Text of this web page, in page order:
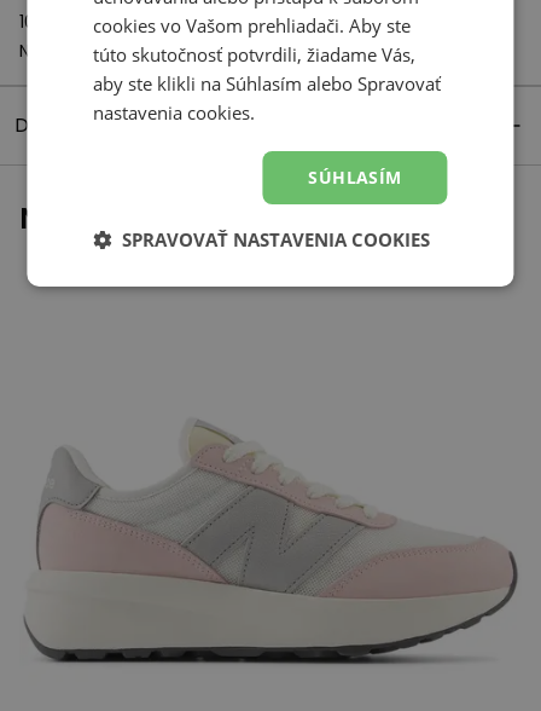
1059 CH Amsterdam
Netherlands
Detaily produktu
Naposledy prezerané
cookies vo Vašom prehliadači. Aby ste
túto skutočnosť potvrdili, žiadame Vás,
aby ste klikli na Súhlasím alebo Spravovať
nastavenia cookies.
SÚHLASÍM
SPRAVOVAŤ NASTAVENIA COOKIES